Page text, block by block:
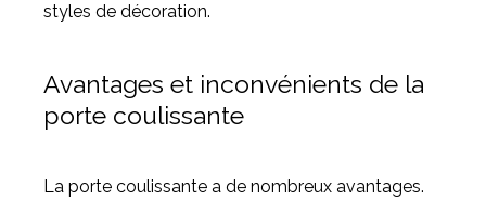
styles de décoration.
Avantages et inconvénients de la
porte coulissante
La porte coulissante a de nombreux avantages.